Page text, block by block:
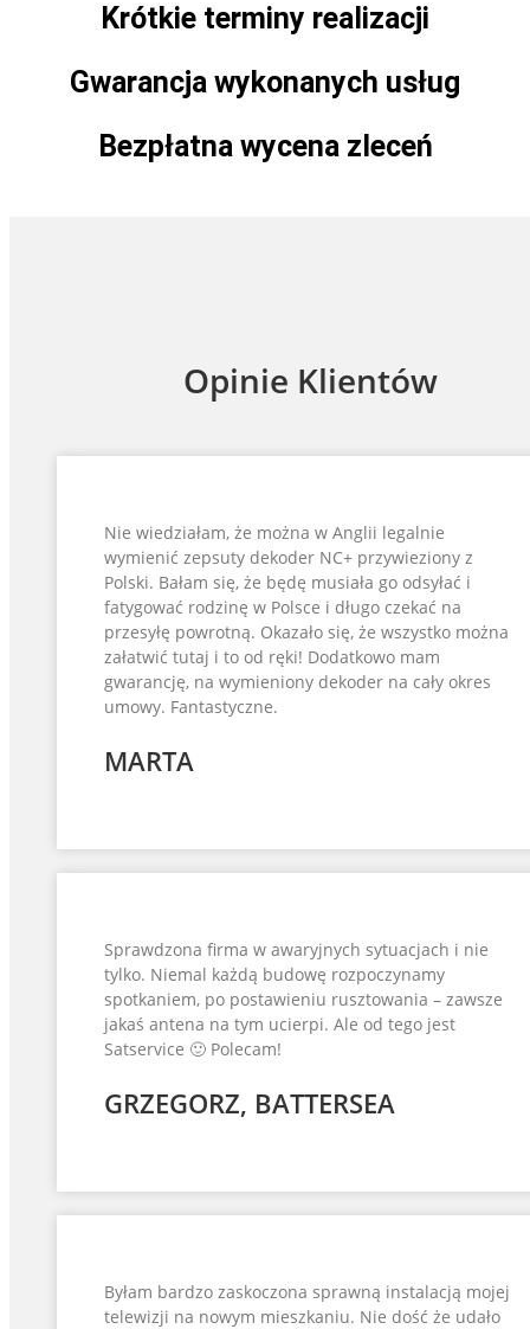
Krótkie terminy realizacji
Gwarancja wykonanych usług
Bezpłatna wycena zleceń
Opinie Klientów
Nie wiedziałam, że można w Anglii legalnie
wymienić zepsuty dekoder NC+ przywieziony z
Polski. Bałam się, że będę musiała go odsyłać i
fatygować rodzinę w Polsce i długo czekać na
przesyłę powrotną. Okazało się, że wszystko można
załatwić tutaj i to od ręki! Dodatkowo mam
gwarancję, na wymieniony dekoder na cały okres
umowy. Fantastyczne.
MARTA
Sprawdzona firma w awaryjnych sytuacjach i nie
tylko. Niemal każdą budowę rozpoczynamy
spotkaniem, po postawieniu rusztowania – zawsze
jakaś antena na tym ucierpi. Ale od tego jest
Satservice 🙂 Polecam!
GRZEGORZ, BATTERSEA
Byłam bardzo zaskoczona sprawną instalacją mojej
telewizji na nowym mieszkaniu. Nie dość że udało